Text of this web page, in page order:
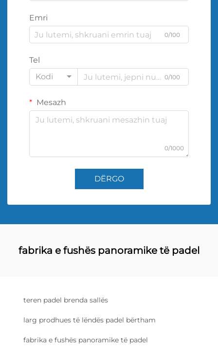
Emri
0/100
Tel
Kodi
0/100
Mesazh
0/1000
DËRGO
fabrika e fushës panoramike të padel
teren padel brenda sallës
larg prodhues të lëndës padel bërtham
fabrika e fushës panoramike të padel